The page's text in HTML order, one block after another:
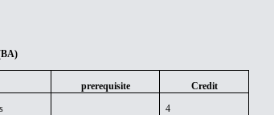
prerequisite
Credit
4